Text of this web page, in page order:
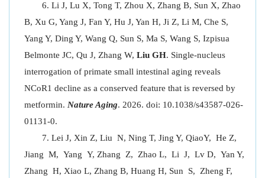
Li J, Lu X, Tong T, Zhou X, Zhang B, Sun X, Zhao
B, Xu G, Yang J, Fan Y, Hu J, Yan H, Ji Z, Li M, Che S,
Yang Y, Ding Y, Wang Q, Sun S, Ma S, Wang S, Izpisua
Belmonte JC, Qu J, Zhang W, Liu GH. Single-nucleus
interrogation of primate small intestinal aging reveals
NCoR1 decline as a conserved feature that is reversed by
metformin. Nature Aging. 2026. doi: 10.1038/s43587-026-
01131-0.
Lei J, Xin Z, Liu N, Ning T, Jing Y, QiaoY, He Z,
Jiang M, Yang Y, Zhang Z, Zhao L, Li J, Lv D, Yan Y,
Zhang H, Xiao L, Zhang B, Huang H, Sun S, Zheng F,